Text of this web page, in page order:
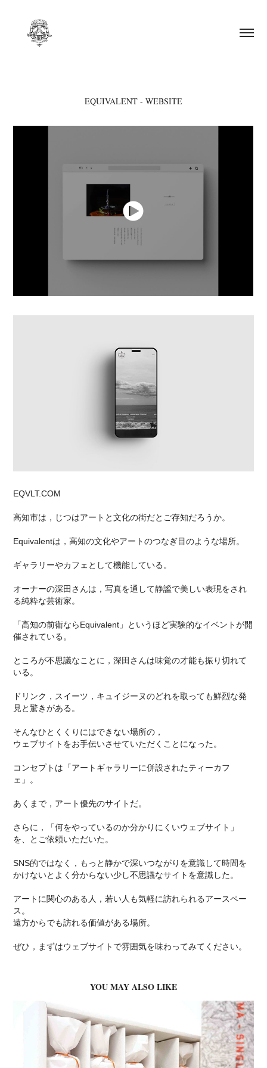
EQUIVALENT - WEBSITE
EQVLT.COM
高知市は，じつはアートと文化の街だとご存知だろうか。
Equivalentは，高知の文化やアートのつなぎ目のような場所。
ギャラリーやカフェとして機能している。
オーナーの深田さんは，写真を通して静謐で美しい表現をされ
る純粋な芸術家。
「高知の前衛ならEquivalent」というほど実験的なイベントが開
催されている。
ところが不思議なことに，深田さんは味覚の才能も振り切れて
いる。
ドリンク，スイーツ，キュイジーヌのどれを取っても鮮烈な発
見と驚きがある。
そんなひとくくりにはできない場所の，
ウェブサイトをお手伝いさせていただくことになった。
コンセプトは「アートギャラリーに併設されたティーカフ
ェ」。
あくまで，アート優先のサイトだ。
さらに，「何をやっているのか分かりにくいウェブサイト」
を、とご依頼いただいた。
SNS的ではなく，もっと静かで深いつながりを意識して時間を
かけないとよく分からない少し不思議なサイトを意識した。
アートに関心のある人，若い人も気軽に訪れられるアースペー
ス。
遠方からでも訪れる価値がある場所。
ぜひ，まずはウェブサイトで雰囲気を味わってみてください。
YOU MAY ALSO LIKE